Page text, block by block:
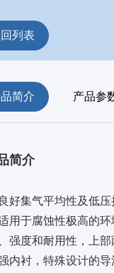
列表
简介 产品参
简介
好集气平均性及低
用于腐蚀性极高的
强度和耐用性，上
内衬，特殊设计的